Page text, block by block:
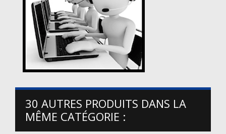
30 AUTRES PRODUITS DANS LA
MÊME CATÉGORIE :